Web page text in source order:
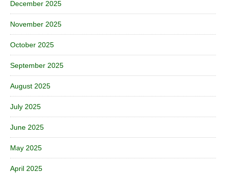
December 2025
November 2025
October 2025
September 2025
August 2025
July 2025
June 2025
May 2025
April 2025